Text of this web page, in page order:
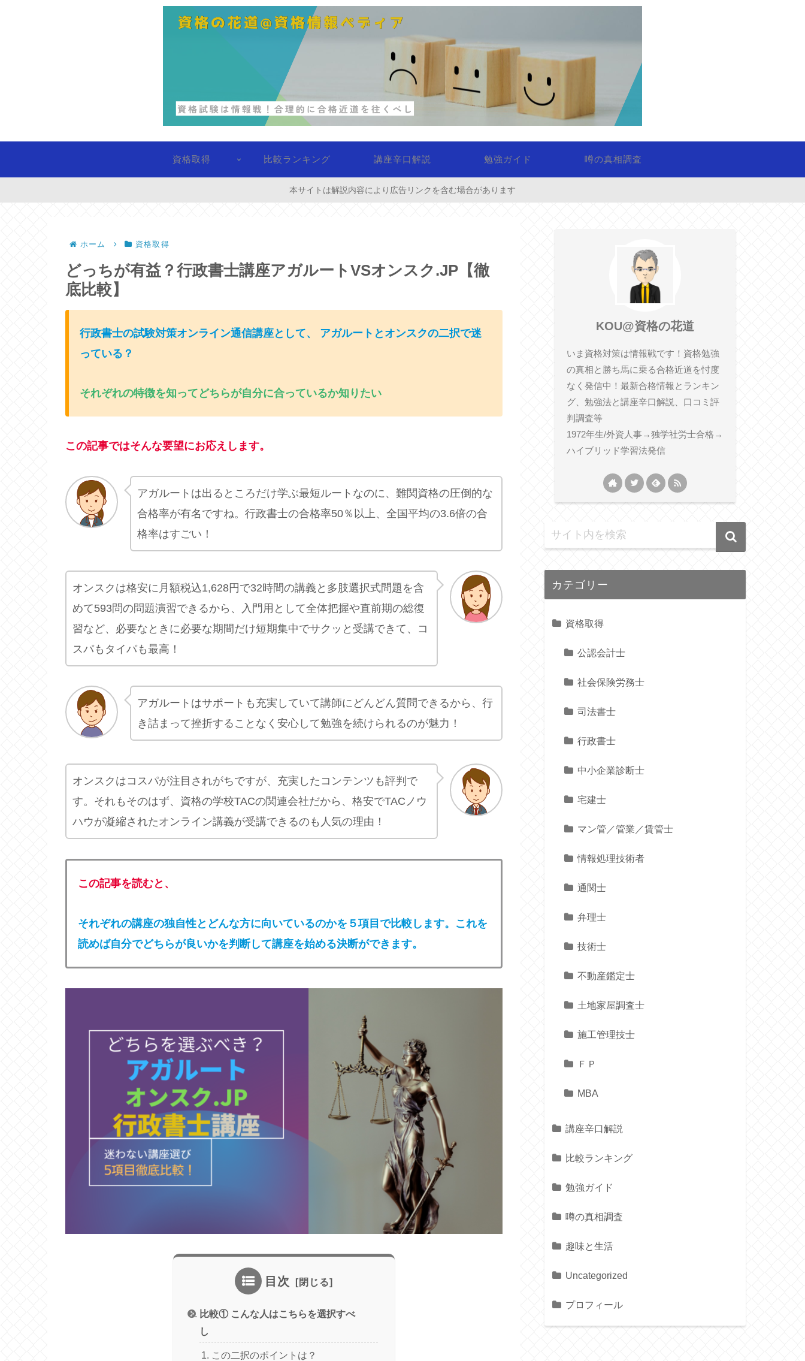
資格取得 比較ランキング 講座辛口解説 勉強ガイド 噂の真相調査
本サイトは解説内容により広告リンクを含む場合があります
ホーム 資格取得
どっちが有益？行政書士講座アガルートVSオンスク.JP【徹
底比較】
行政書士の試験対策オンライン通信講座として、 アガルートとオンスクの二択で迷
っている ？
それぞれの特徴を知ってどちらが自分に合っているか知りたい
この記事ではそんな要望にお応えします。
アガルートは出るところだけ学ぶ最短ルートなのに、難関資格の圧倒的な
合格率が有名ですね。行政書士の合格率50％以上、全国平均の3.6倍の合
格率はすごい！
オンスクは格安に月額税込1,628円で32時間の講義と多肢選択式問題を含
めて593問の問題演習できるから、入門用として全体把握や直前期の総復
習など、必要なときに必要な期間だけ短期集中でサクッと受講できて、コ
スパもタイパも最高！
アガルートはサポートも充実していて講師にどんどん質問できるから、行
き詰まって挫折することなく安心して勉強を続けられるのが魅力！
オンスクはコスパが注目されがちですが、充実したコンテンツも評判で
す。それもそのはず、資格の学校TACの関連会社だから、格安でTACノウ
ハウが凝縮されたオンライン講義が受講できるのも人気の理由！
この記事を読むと、
それぞれの講座の独自性とどんな方に向いているのかを５項目で比較します。これを
読めば自分でどちらが良いかを判断して講座を始める決断ができます。
目次
比較① こんな人はこちらを選択すべ
し
この二択のポイントは？
KOU@資格の花道
いま資格対策は情報戦です！資格勉強
の真相と勝ち馬に乗る合格近道を忖度
なく発信中！最新合格情報とランキン
グ、勉強法と講座辛口解説、口コミ評
判調査等
1972年生/外資人事→独学社労士合格→
ハイブリッド学習法発信
カテゴリー
資格取得
公認会計士
社会保険労務士
司法書士
行政書士
中小企業診断士
宅建士
マン管／管業／賃管士
情報処理技術者
通関士
弁理士
技術士
不動産鑑定士
土地家屋調査士
施工管理技士
ＦＰ
MBA
講座辛口解説
比較ランキング
勉強ガイド
噂の真相調査
趣味と生活
Uncategorized
プロフィール